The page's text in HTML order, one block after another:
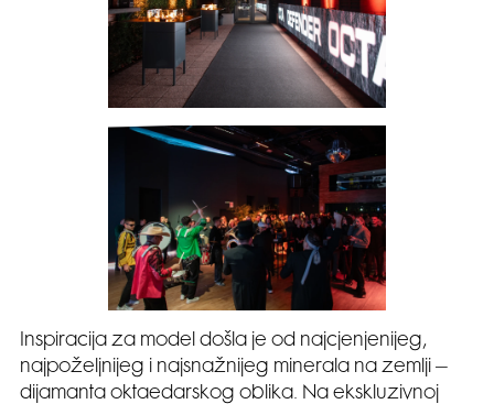
Inspiracija za model došla je od najcjenjenijeg,
najpoželjnijeg i najsnažnijeg minerala na zemlji –
dijamanta oktaedarskog oblika. Na ekskluzivnoj